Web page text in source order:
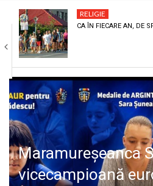
CULTURA
ECONOMIE
SANATATE
SPORT
SPECIAL
POLITIC
LIFE
RELIGIE
CA ÎN FIECARE AN, DE
Maramureșeanca
vicecampioană